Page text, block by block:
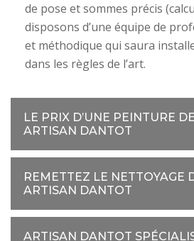
de pose et sommes précis
disposons d’une équipe de
et méthodique qui saura
dans les règles de l’art.
LE PRIX D’UNE PEINTURE
ARTISAN DANTOT
REMETTEZ LE NETTOYAGE
ARTISAN DANTOT
ARTISAN DANTOT